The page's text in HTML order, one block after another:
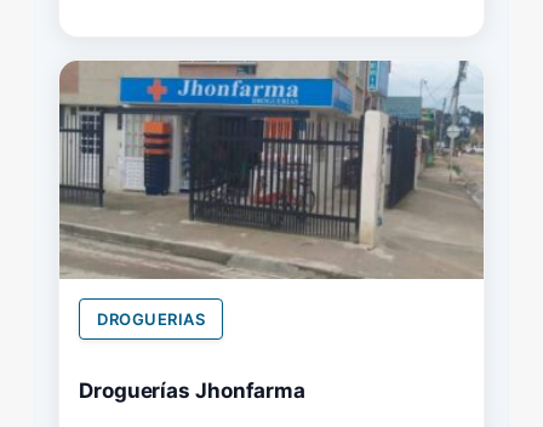
DROGUERIAS
Droguerías Jhonfarma